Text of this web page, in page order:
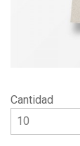
Cantidad